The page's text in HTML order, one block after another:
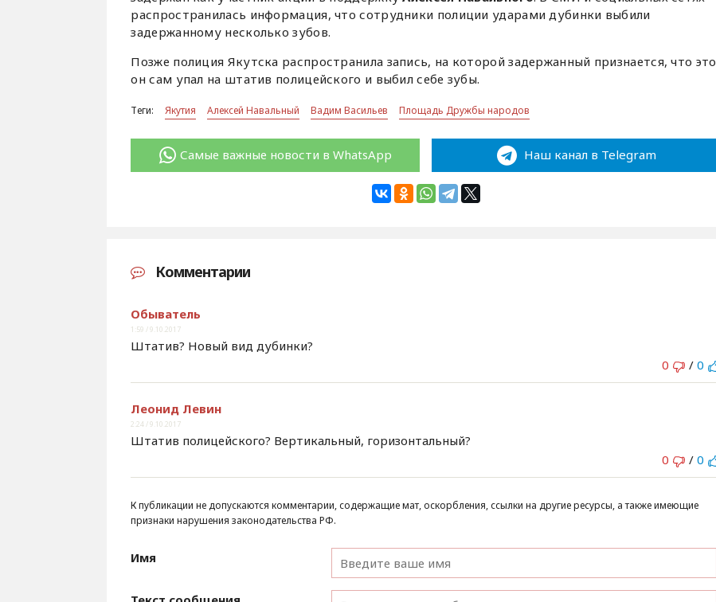
распространилась информация, что сотрудники полиции ударами дубинки выбили
задержанному несколько зубов.
Позже полиция Якутска распространила запись, на которой задержанный признается, что это
он сам упал на штатив полицейского и выбил себе зубы.
Теги: Якутия Алексей Навальный Вадим Васильев Площадь Дружбы народов
Самые важные новости в WhatsApp Наш канал в Telegram
Комментарии
Обыватель
1:59 / 9.10.2017
Штатив? Новый вид дубинки?
0
/ 0
Леонид Левин
2:24 / 9.10.2017
Штатив полицейского? Вертикальный, горизонтальный?
0
/ 0
К публикации не допускаются комментарии, содержащие мат, оскорбления, ссылки на другие ресурсы, а также имеющие
признаки нарушения законодательства РФ.
Имя